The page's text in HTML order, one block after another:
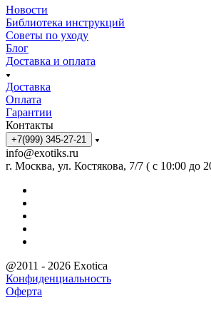
Новости
Библиотека инструкций
Советы по уходу
Блог
Доставка и оплата
Доставка
Оплата
Гарантии
Контакты
+7(999) 345-27-21
info@exotiks.ru
г. Москва, ул. Костякова, 7/7 ( с 10:00 до
@2011 - 2026 Exotica
Конфиденциальность
Оферта